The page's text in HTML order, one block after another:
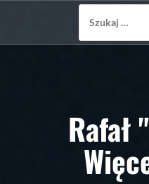
Rafał